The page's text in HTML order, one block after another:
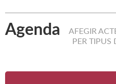
Agenda AFEGIR
PER TIPUS